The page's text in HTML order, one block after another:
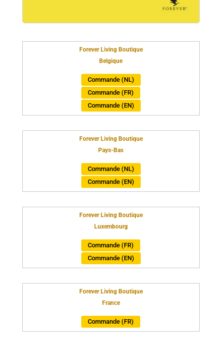
Forever Living Boutique
Belgique
Commande (NL)
Commande (FR)
Commande (EN)
Forever Living Boutique
Pays-Bas
Commande (NL)
Commande (EN)
Forever Living Boutique
Luxembourg
Commande (FR)
Commande (EN)
Forever Living Boutique
France
Commande (FR)